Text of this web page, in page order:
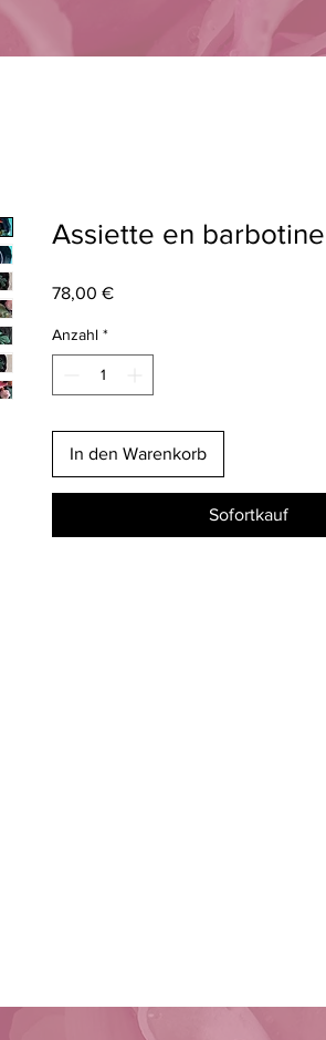
Assiette en barbotine
78,00 €Preis
Anzahl *
In den Warenkorb
Sofortkauf